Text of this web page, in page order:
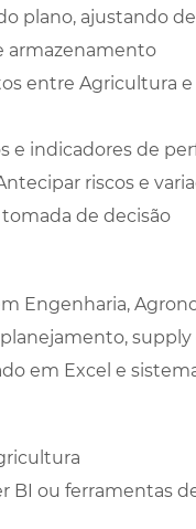
plano, ajustando
armazenamento
entre Agricultura
e indicadores de
riscos e
de decisão
Engenharia,
em Excel e
BI ou ferramentas